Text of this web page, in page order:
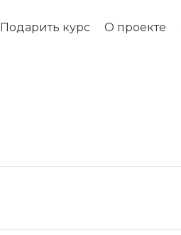
Подарить курс О проекте